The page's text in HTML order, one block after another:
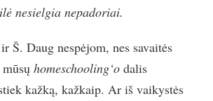
nesielgia nepadoriai.
Š. Daug nespėjom, nes savaitės
homeschooling‘o dalis
kažką, kažkaip. Ar iš vaikystės